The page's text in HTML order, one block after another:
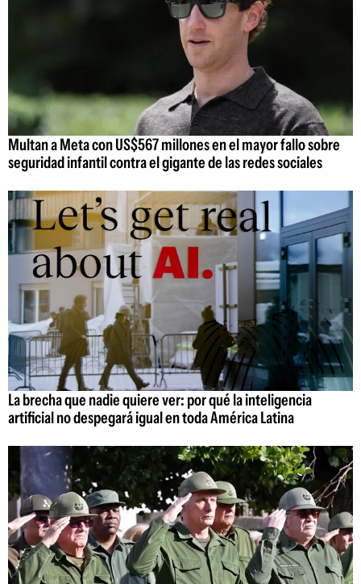
Multan a Meta con US$567 millones en el mayor fallo sobre
seguridad infantil contra el gigante de las redes sociales
La brecha que nadie quiere ver: por qué la inteligencia
artificial no despegará igual en toda América Latina